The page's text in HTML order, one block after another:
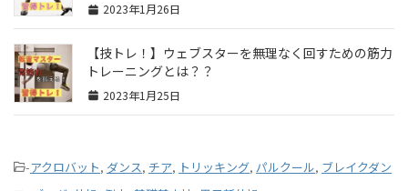
2023年1月26日
【技トレ！】ウェブスターを無理なく回すための筋力
トレーニングとは？？
2023年1月25日
-アクロバット, ダンス, チア, トリッキング, パルクール, ブレイクダン